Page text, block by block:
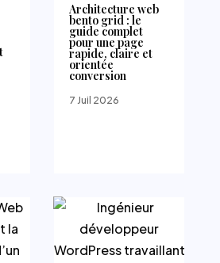
Architecture web
bento grid : le
guide complet
pour une page
rapide, claire et
orientée
conversion
7 Juil 2026